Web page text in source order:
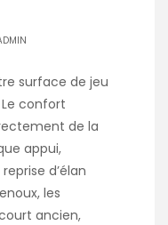
surface de jeu
confort
de la
appui,
d’élan
les
ancien,